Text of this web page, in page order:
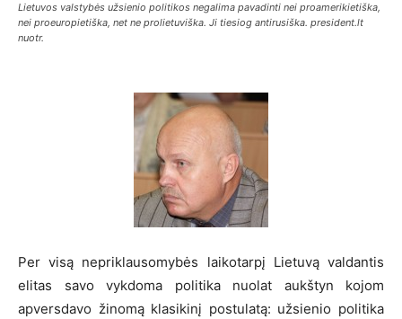
Lietuvos valstybės užsienio politikos negalima pavadinti nei proamerikietiška,
nei proeuropietiška, net ne prolietuviška. Ji tiesiog antirusiška. president.lt
nuotr.
Per visą nepriklausomybės laikotarpį Lietuvą valdantis
elitas savo vykdoma politika nuolat aukštyn kojom
apversdavo žinomą klasikinį postulatą: užsienio politika